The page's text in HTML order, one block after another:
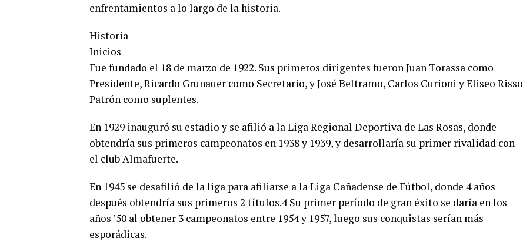
enfrentamientos a lo largo de la historia.
Historia
Inicios
Fue fundado el 18 de marzo de 1922. Sus primeros dirigentes fueron Juan Torassa como
Presidente, Ricardo Grunauer como Secretario, y José Beltramo, Carlos Curioni y Eliseo Risso
Patrón como suplentes.
En 1929 inauguró su estadio y se afilió a la Liga Regional Deportiva de Las Rosas, donde
obtendría sus primeros campeonatos en 1938 y 1939, y desarrollaría su primer rivalidad con
el club Almafuerte.
En 1945 se desafilió de la liga para afiliarse a la Liga Cañadense de Fútbol, donde 4 años
después obtendría sus primeros 2 títulos.4​ Su primer período de gran éxito se daría en los
años ’50 al obtener 3 campeonatos entre 1954 y 1957, luego sus conquistas serían más
esporádicas.